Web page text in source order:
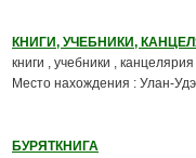
КНИГИ, УЧЕБНИКИ,
книги , учебники ,
Место нахождения : Улан-Удэ
БУРЯТКНИГА